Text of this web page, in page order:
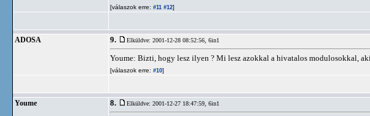
[válaszok erre: #11 #12]
ADOSA 9. Elküldve: 2001-12-28 08:52:56, 6in1
Youme: Bizti, hogy lesz ilyen ? Mi lesz azokkal a hivatalos modulosokkal,
[válaszok erre: #10]
Youme 8. Elküldve: 2001-12-27 18:47:59, 6in1